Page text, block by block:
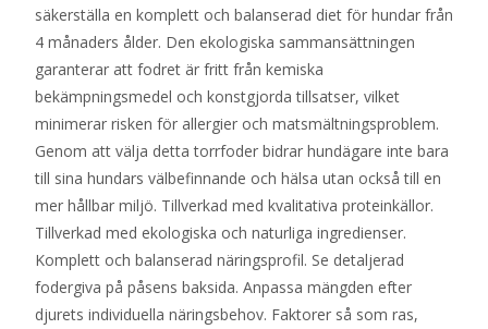
säkerställa en komplett och balanserad diet för hundar från
4 månaders ålder. Den ekologiska sammansättningen
garanterar att fodret är fritt från kemiska
bekämpningsmedel och konstgjorda tillsatser, vilket
minimerar risken för allergier och matsmältningsproblem.
Genom att välja detta torrfoder bidrar hundägare inte bara
till sina hundars välbefinnande och hälsa utan också till en
mer hållbar miljö. Tillverkad med kvalitativa proteinkällor.
Tillverkad med ekologiska och naturliga ingredienser.
Komplett och balanserad näringsprofil. Se detaljerad
fodergiva på påsens baksida. Anpassa mängden efter
djurets individuella näringsbehov. Faktorer så som ras,